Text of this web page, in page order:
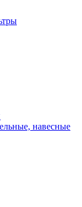
навесные